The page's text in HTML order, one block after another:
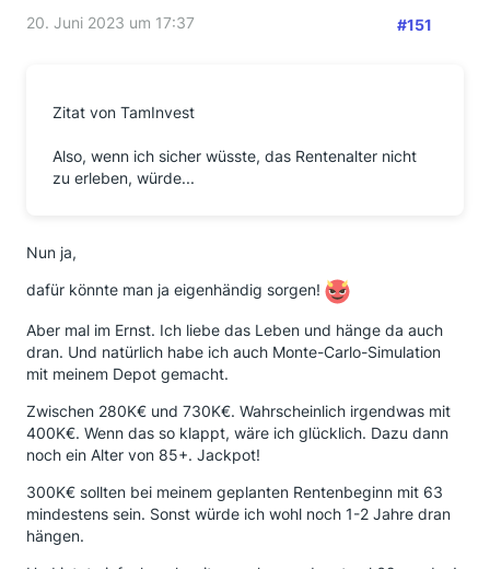
20. Juni 2023 um 17:37 #151
Zitat von TamInvest
Also, wenn ich sicher wüsste, das Rentenalter nicht
zu erleben, würde...
Nun ja,
dafür könnte man ja eigenhändig sorgen!
Aber mal im Ernst. Ich liebe das Leben und hänge da auch
dran. Und natürlich habe ich auch Monte-Carlo-Simulation
mit meinem Depot gemacht.
Zwischen 280K€ und 730K€. Wahrscheinlich irgendwas mit
400K€. Wenn das so klappt, wäre ich glücklich. Dazu dann
noch ein Alter von 85+. Jackpot!
300K€ sollten bei meinem geplanten Rentenbeginn mit 63
mindestens sein. Sonst würde ich wohl noch 1-2 Jahre dran
hängen.